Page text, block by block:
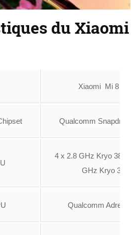
du Xiaomi
Xiaomi Mi 8 Pro
Qualcomm Snapdragon
4 x 2.8 GHz Kryo 385 +
GHz Kryo 385
Qualcomm Adreno